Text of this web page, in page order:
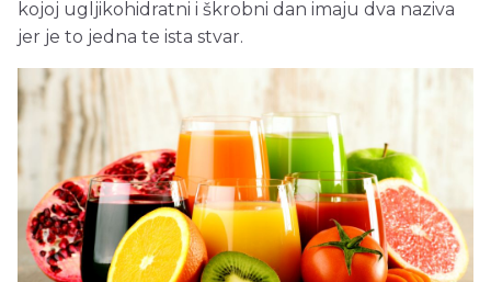
kojoj ugljikohidratni i škrobni dan imaju dva naziva
jer je to jedna te ista stvar.